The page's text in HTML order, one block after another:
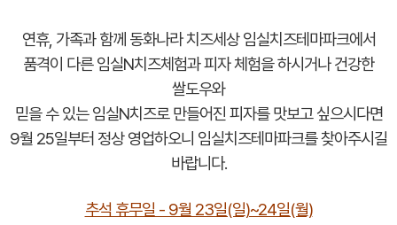
연휴, 가족과 함께 동화나라 치즈세상 임실치즈테마파크에서
품격이 다른 임실N치즈체험과 피자 체험을 하시거나 건강한
쌀도우와
믿을 수 있는 임실N치즈로 만들어진 피자를 맛보고 싶으시다면
9월 25일부터 정상 영업하오니 임실치즈테마파크를 찾아주시길
바랍니다.
추석 휴무일 - 9월 23일(일)~24일(월)